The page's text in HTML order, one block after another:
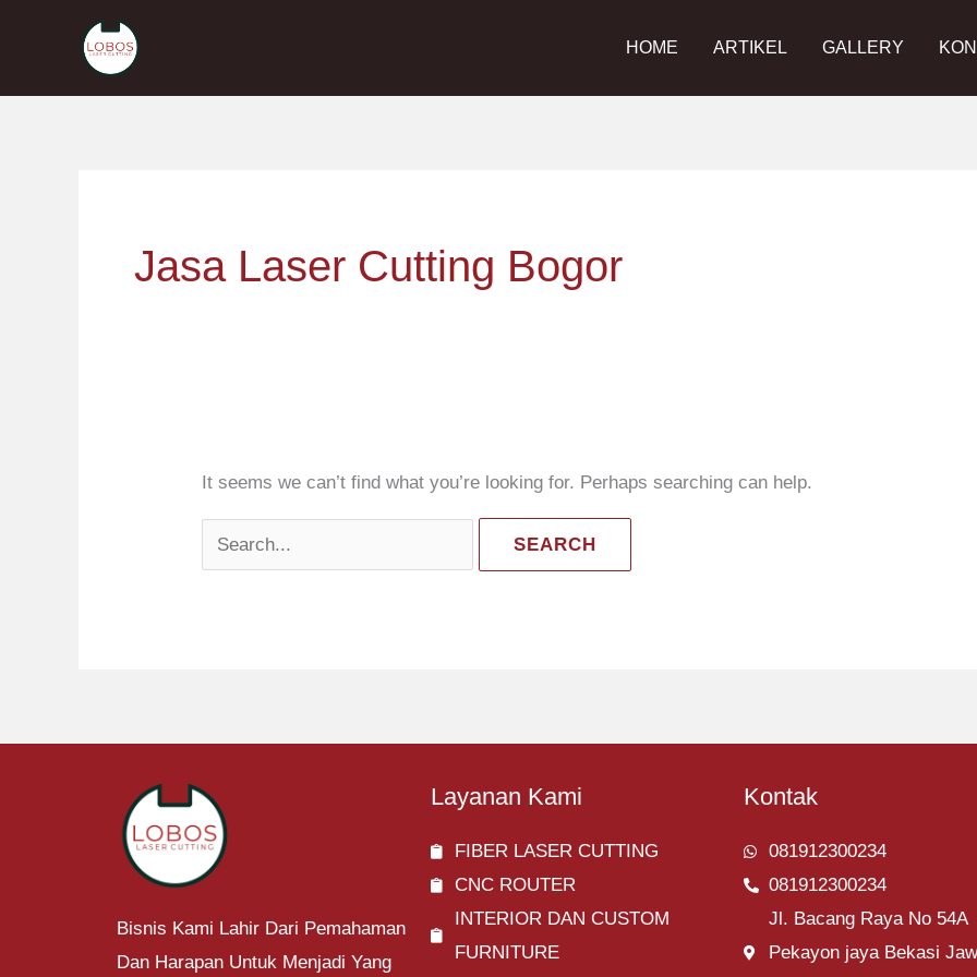
HOME ARTIKEL GALLERY
Jasa Laser Cutting Bogor
It seems we can’t find what you’re looking for. Perhaps searching can help.
Bisnis Kami Lahir Dari Pemahaman
Dan Harapan Untuk Menjadi Yang
Layanan Kami
FIBER LASER CUTTING
CNC ROUTER
INTERIOR DAN CUSTOM
FURNITURE
Kontak
081912300234
081912300234
Jl. Bacang Raya No 54A
Pekayon jaya Bekasi